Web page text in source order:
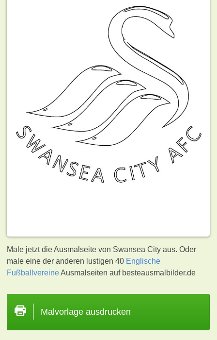
Male jetzt die Ausmalseite von Swansea City aus. Oder
male eine der anderen lustigen 40 Englische
FußballvereineAusmalseiten auf besteausmalbilder.de
Malvorlage ausdrucken